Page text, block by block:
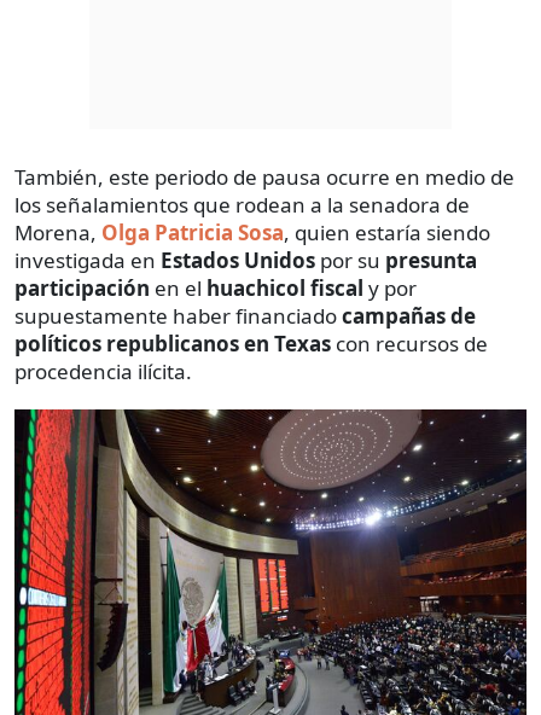
También, este periodo de pausa ocurre en medio de
los señalamientos que rodean a la senadora de
Morena, Olga Patricia Sosa, quien estaría siendo
investigada en Estados Unidos por su presunta
participación en el huachicol fiscal y por
supuestamente haber financiadocampañas de
políticos republicanos en Texas con recursos de
procedencia ilícita.